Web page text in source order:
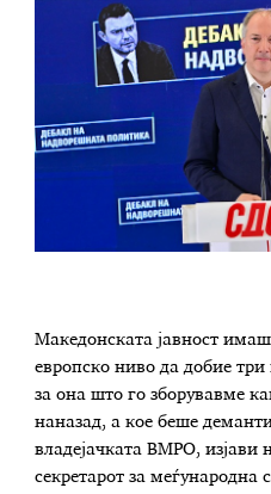
Македонската јавност
европско ниво да добие
за она што го зборувавме
наназад, а кое беше
владејачката ВМРО, изјави
секретарот за